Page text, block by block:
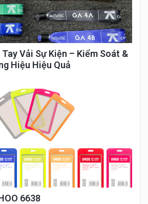
Vải Sự Kiện – Kiểm Soát &
Hiệu Hiệu Quả
6638